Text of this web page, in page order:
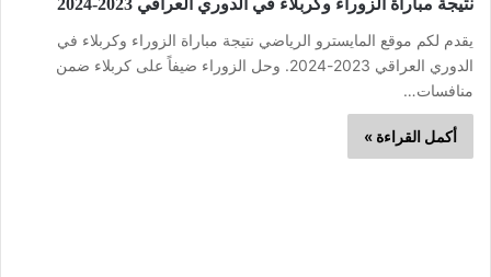
نتيجة مباراة الزوراء وكربلاء في الدوري العراقي 2023-2024
يقدم لكم موقع المايسترو الرياضي نتيجة مباراة الزوراء وكربلاء في
الدوري العراقي 2023-2024. وحل الزوراء ضيفاً على كربلاء ضمن
منافسات…
أكمل القراءة »